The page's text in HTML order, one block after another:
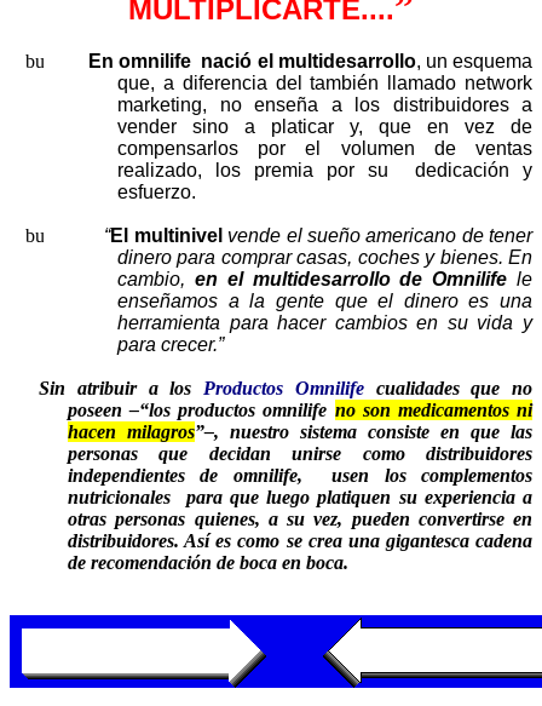
MULTIPLICARTE....
En omnilife nació el multidesarrollo, un esquema
que, a diferencia del también llamado network
marketing, no enseña a los distribuidores a
vender sino a platicar y, que en vez de
compensarlos por el volumen de ventas
realizado, los premia por su dedicación y
esfuerzo.
“El multinivel vende el sueño americano de tener
dinero para comprar casas, coches y bienes. En
cambio, en el multidesarrollo de Omnilife le
enseñamos a la gente que el dinero es una
herramienta para hacer cambios en su vida y
para crecer.”
Sin atribuir a los Productos Omnilife cualidades que no
poseen –“los productos omnilife no son medicamentos ni
hacen milagros”–, nuestro sistema consiste en que las
personas que decidan unirse como distribuidores
independientes de omnilife, usen los complementos
nutricionales para que luego platiquen su experiencia a
otras personas quienes, a su vez, pueden convertirse en
distribuidores. Así es como se crea una gigantesca cadena
de recomendación de boca en boca.